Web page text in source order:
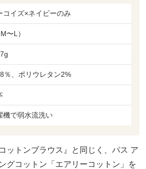
コイズ×ネイビーのみ
〜L）
％、ポリウレタン2%
機で弱水流洗い
ットンブラウス』と同じく、パス ア
グコットン「エアリーコットン」を